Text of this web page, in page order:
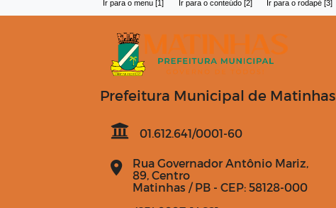
Ir para o menu [1] Ir para o conteúdo [2] Ir para o rodapé [3]
Prefeitura Municipal de Matinhas
01.612.641/0001-60
Rua Governador Antônio Mariz,
89, Centro
Matinhas / PB - CEP: 58128-000